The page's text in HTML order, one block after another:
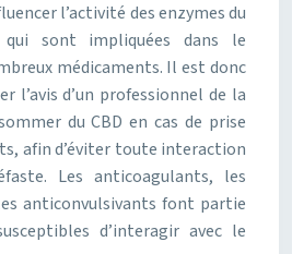
l’activité des enzymes du
qui sont impliquées dans le
médicaments. Il est donc
l’avis d’un professionnel de la
du CBD en cas de prise
afin d’éviter toute interaction
Les anticoagulants, les
anticonvulsivants font partie
d’interagir avec le